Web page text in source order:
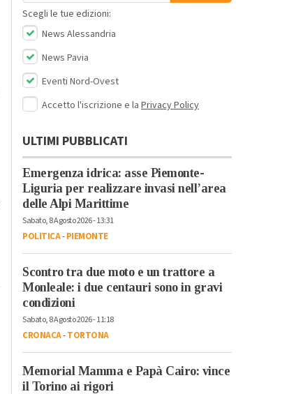
Scegli le tue edizioni:
News Alessandria
News Pavia
Eventi Nord-Ovest
Accetto l'iscrizione e la Privacy Policy
ULTIMI PUBBLICATI
Emergenza idrica: asse Piemonte-
Liguria per realizzare invasi nell’area
delle Alpi Marittime
Sabato, 8 Agosto 2026 - 13:31
POLITICA-PIEMONTE
Scontro tra due moto e un trattore a
Monleale: i due centauri sono in gravi
condizioni
Sabato, 8 Agosto 2026 - 11:18
CRONACA-TORTONA
Memorial Mamma e Papà Cairo: vince
il Torino ai rigori